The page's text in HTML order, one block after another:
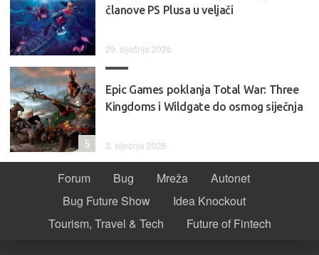
članove PS Plusa u veljači
29. siječnja 2026.
Epic Games poklanja Total War: Three
Kingdoms i Wildgate do osmog siječnja
3. siječnja 2026.
5
Forum Bug Mreža
Autonet
Bug Future Show
Idea Knockout
Tourism, Travel & Tech
Future of Fintech